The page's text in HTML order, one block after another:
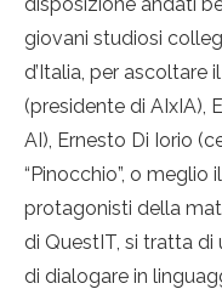
giovani studiosi
d’Italia, per ascoltare
(presidente di AIxIA),
AI), Ernesto Di Iorio
“Pinocchio”, o meglio
protagonisti della
di QuestIT, si tratta di
di dialogare in